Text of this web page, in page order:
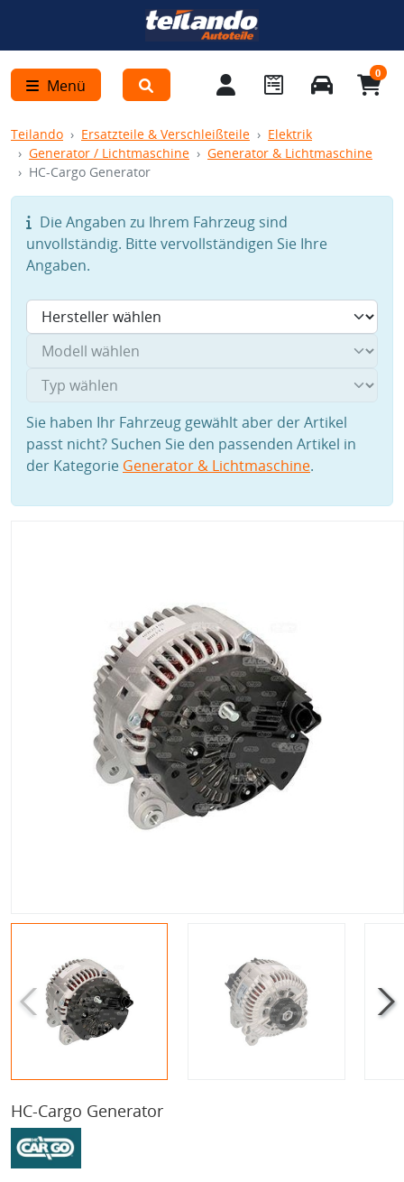
Menü
0
Teilando Ersatzteile & Verschleißteile
Elektrik
Generator / Lichtmaschine
Generator & Lichtmaschine
HC-Cargo Generator
Die Angaben zu Ihrem Fahrzeug sind
unvollständig. Bitte vervollständigen Sie Ihre
Angaben.
Sie haben Ihr Fahrzeug gewählt aber der Artikel
passt nicht? Suchen Sie den passenden Artikel in
der Kategorie Generator & Lichtmaschine.
HC-Cargo Generator